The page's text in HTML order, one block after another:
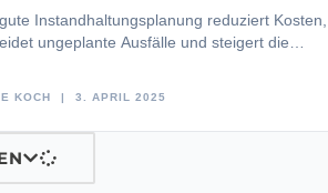
Instandhaltungsplanung reduziert Kosten,
ungeplante Ausfälle und steigert die
KOCH 3. APRIL 2025